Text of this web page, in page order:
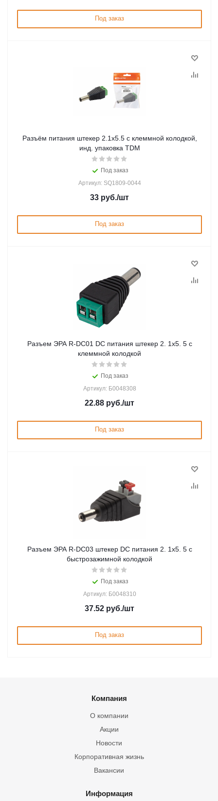
Под заказ
Разъём питания штекер 2.1х5.5 с клеммной колодкой,
инд. упаковка TDM
Под заказ
Артикул: SQ1809-0044
33 руб./шт
Под заказ
Разъем ЭРА R-DC01 DC питания штекер 2. 1х5. 5 с
клеммной колодкой
Под заказ
Артикул: Б0048308
22.88 руб./шт
Под заказ
Разъем ЭРА R-DC03 штекер DC питания 2. 1х5. 5 с
быстрозажимной колодкой
Под заказ
Артикул: Б0048310
37.52 руб./шт
Под заказ
Компания
О компании
Акции
Новости
Корпоративная жизнь
Вакансии
Информация